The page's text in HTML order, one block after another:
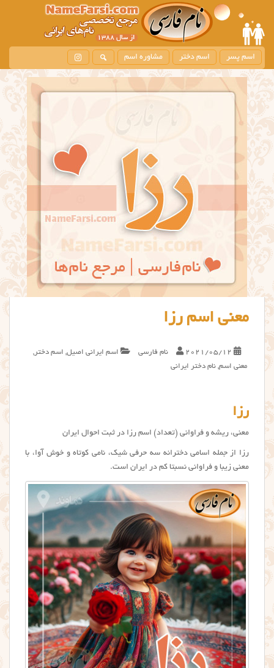
m
i
c
n
t
اسم پسر اسم دختر مشاوره اسم
معنی اسم رزا
2021/05/12 نام فارسی اسم ایرانی اصیل, اسم دختر ,
معنی اسم, نام دختر ایرانی
رزا
معنی، ریشه و فراوانی (تعداد) اسم رزا در ثبت احوال ایران
رزا از جمله اسامی دخترانه سه حرفی شیک، نامی کوتاه و خوش آوا، با
معنی زیبا و فراوانی نسبتا کم در ایران است.